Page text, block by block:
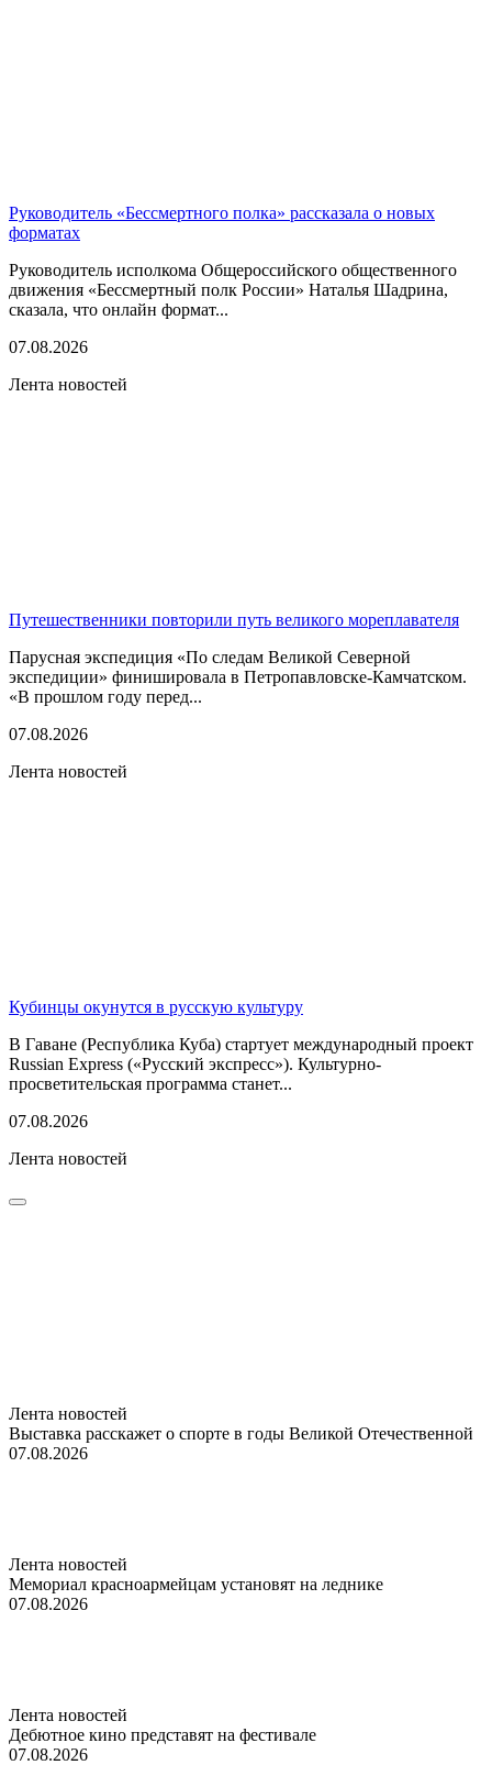
Руководитель «Бессмертного полка» рассказала о новых
форматах
Руководитель исполкома Общероссийского общественного
движения «Бессмертный полк России» Наталья Шадрина,
сказала, что онлайн формат...
07.08.2026
Лента новостей
Путешественники повторили путь великого мореплавателя
Парусная экспедиция «По следам Великой Северной
экспедиции» финишировала в Петропавловске-Камчатском.
«В прошлом году перед...
07.08.2026
Лента новостей
Кубинцы окунутся в русскую культуру
В Гаване (Республика Куба) стартует международный проект
Russian Express («Русский экспресс»). Культурно-
просветительская программа станет...
07.08.2026
Лента новостей
Лента новостей
Выставка расскажет о спорте в годы Великой Отечественной
07.08.2026
Лента новостей
Мемориал красноармейцам установят на леднике
07.08.2026
Лента новостей
Дебютное кино представят на фестивале
07.08.2026